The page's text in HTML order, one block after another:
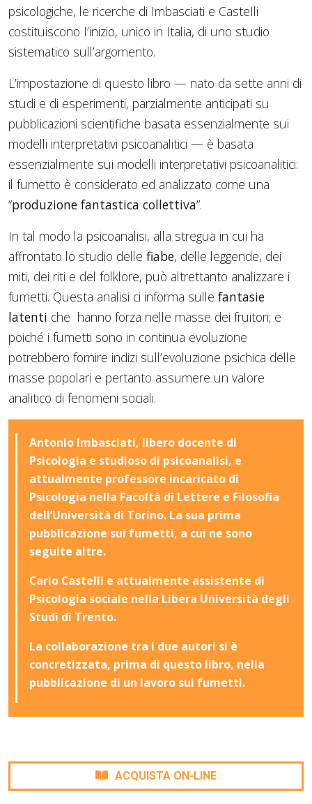
psicologiche, le ricerche di Imbasciati e CasteIli
costituiscono I’inizio, unico in Italia, di uno studio
sistematico sull’argomento.
L’impostazione di questo libro — nato da sette anni di
studi e di esperimenti, parzialmente anticipati su
pubblicazioni scientifiche basata essenzialmente sui
modelli interpretativi psicoanalitici — è basata
essenzialmente sui modelli interpretativi psicoanalitici:
il fumetto è considerato ed analizzato come una
“produzione fantastica collettiva”.
In tal modo la psicoanalisi, alla stregua in cui ha
affrontato lo studio delle fiabe, delle leggende, dei
miti, dei riti e del folklore, può altrettanto analizzare i
fumetti. Questa analisi ci informa sulle fantasie
latenti che hanno forza nelle masse dei fruitori; e
poiché i fumetti sono in continua evoluzione
potrebbero fornire indizi sull’evoluzione psichica delle
masse popolari e pertanto assumere un valore
analitico di fenomeni sociali.
Antonio Imbasciati, libero docente di
Psicologia e studioso di psicoanalisi, e
attualmente professore incaricato di
Psicologia nella Facoltà di Lettere e Filosofia
dell’Università di Torino. La sua prima
pubblicazione sui fumetti, a cui ne sono
seguite altre.
Carlo Castelli e attualmente assistente di
Psicologia sociale nella Libera Università degli
Studi di Trento.
La collaborazione tra i due autori si è
concretizzata, prima di questo libro, nella
pubblicazione di un lavoro sui fumetti.
ACQUISTA ON-LINE